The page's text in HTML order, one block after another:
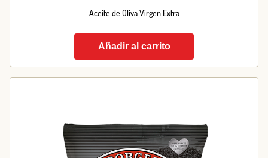
Aceite de Oliva Virgen Extra
Añadir al carrito